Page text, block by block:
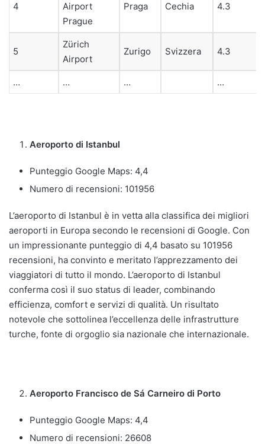
4
Airport
Prague
Praga Cechia 4.3
5
Zürich
Airport
Zurigo Svizzera 4.3
… … … …
Aeroporto di Istanbul
Punteggio Google Maps: 4,4
Numero di recensioni: 101956
L’aeroporto di Istanbul è in vetta alla classifica dei migliori
aeroporti in Europa secondo le recensioni di Google. Con
un impressionante punteggio di 4,4 basato su 101956
recensioni, ha convinto e meritato l’apprezzamento dei
viaggiatori di tutto il mondo. L’aeroporto di Istanbul
conferma così il suo status di leader, combinando
efficienza, comfort e servizi di qualità. Un risultato
notevole che sottolinea l’eccellenza delle infrastrutture
turche, fonte di orgoglio sia nazionale che internazionale.
Aeroporto Francisco de Sá Carneiro di Porto
Punteggio Google Maps: 4,4
Numero di recensioni: 26608